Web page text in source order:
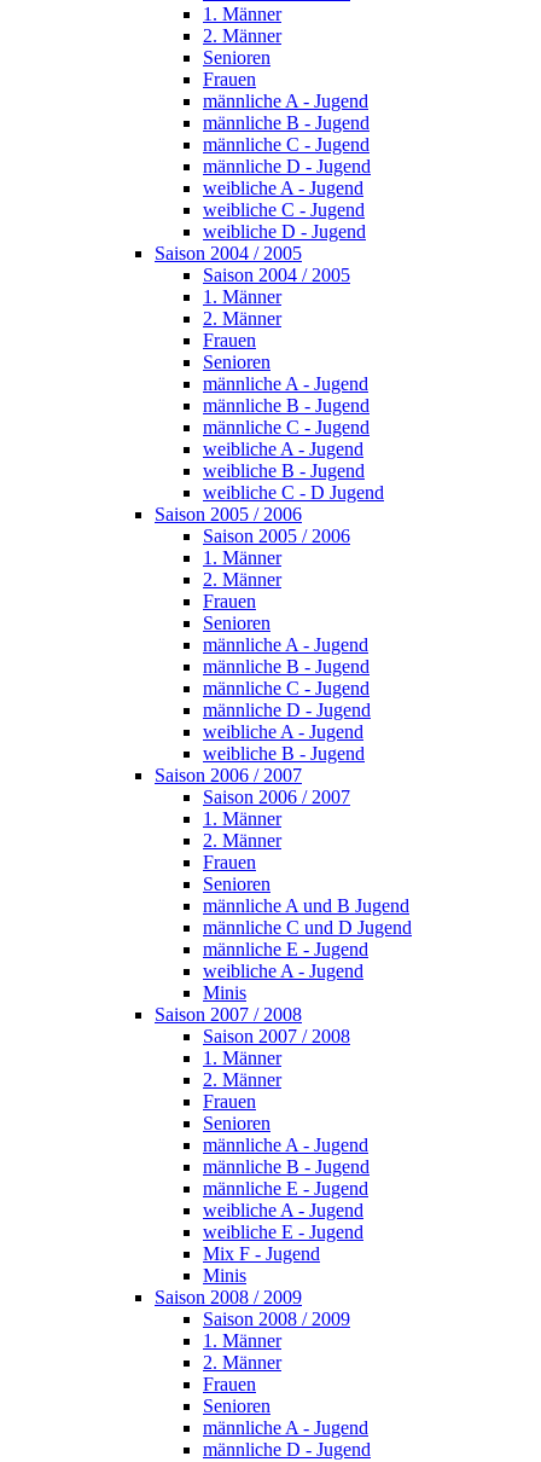
1. Männer
2. Männer
Senioren
Frauen
männliche A - Jugend
männliche B - Jugend
männliche C - Jugend
männliche D - Jugend
weibliche A - Jugend
weibliche C - Jugend
weibliche D - Jugend
Saison 2004 / 2005
Saison 2004 / 2005
1. Männer
2. Männer
Frauen
Senioren
männliche A - Jugend
männliche B - Jugend
männliche C - Jugend
weibliche A - Jugend
weibliche B - Jugend
weibliche C - D Jugend
Saison 2005 / 2006
Saison 2005 / 2006
1. Männer
2. Männer
Frauen
Senioren
männliche A - Jugend
männliche B - Jugend
männliche C - Jugend
männliche D - Jugend
weibliche A - Jugend
weibliche B - Jugend
Saison 2006 / 2007
Saison 2006 / 2007
1. Männer
2. Männer
Frauen
Senioren
männliche A und B Jugend
männliche C und D Jugend
männliche E - Jugend
weibliche A - Jugend
Minis
Saison 2007 / 2008
Saison 2007 / 2008
1. Männer
2. Männer
Frauen
Senioren
männliche A - Jugend
männliche B - Jugend
männliche E - Jugend
weibliche A - Jugend
weibliche E - Jugend
Mix F - Jugend
Minis
Saison 2008 / 2009
Saison 2008 / 2009
1. Männer
2. Männer
Frauen
Senioren
männliche A - Jugend
männliche D - Jugend